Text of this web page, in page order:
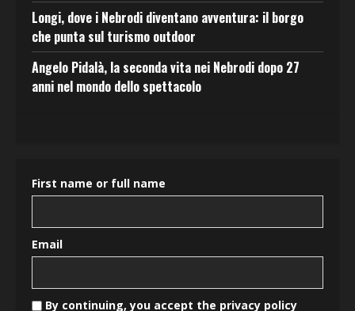
Longi, dove i Nebrodi diventano avventura: il borgo
che punta sul turismo outdoor
Angelo Pidalà, la seconda vita nei Nebrodi dopo 27
anni nel mondo dello spettacolo
First name or full name
Email
By continuing, you accept the privacy policy